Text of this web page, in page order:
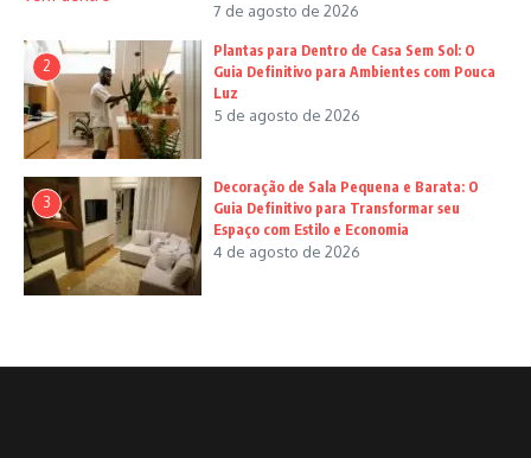
7 de agosto de 2026
2
Plantas para Dentro de Casa Sem Sol: O
Guia Definitivo para Ambientes com Pouca
Luz
5 de agosto de 2026
3
Decoração de Sala Pequena e Barata: O
Guia Definitivo para Transformar seu
Espaço com Estilo e Economia
4 de agosto de 2026